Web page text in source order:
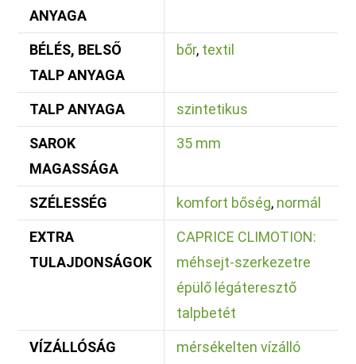
ANYAGA
BÉLÉS, BELSŐ
TALP ANYAGA
bőr, textil
TALP ANYAGA szintetikus
SAROK
MAGASSÁGA
35 mm
SZÉLESSÉG komfort bőség, normál
EXTRA
TULAJDONSÁGOK
CAPRICE CLIMOTION:
méhsejt-szerkezetre
épülő légáteresztő
talpbetét
VÍZÁLLÓSÁG mérsékelten vízálló